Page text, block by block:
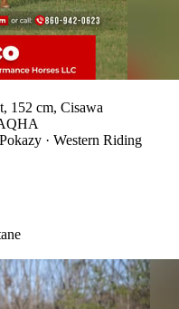
152 cm, Cisawa
· Western Riding